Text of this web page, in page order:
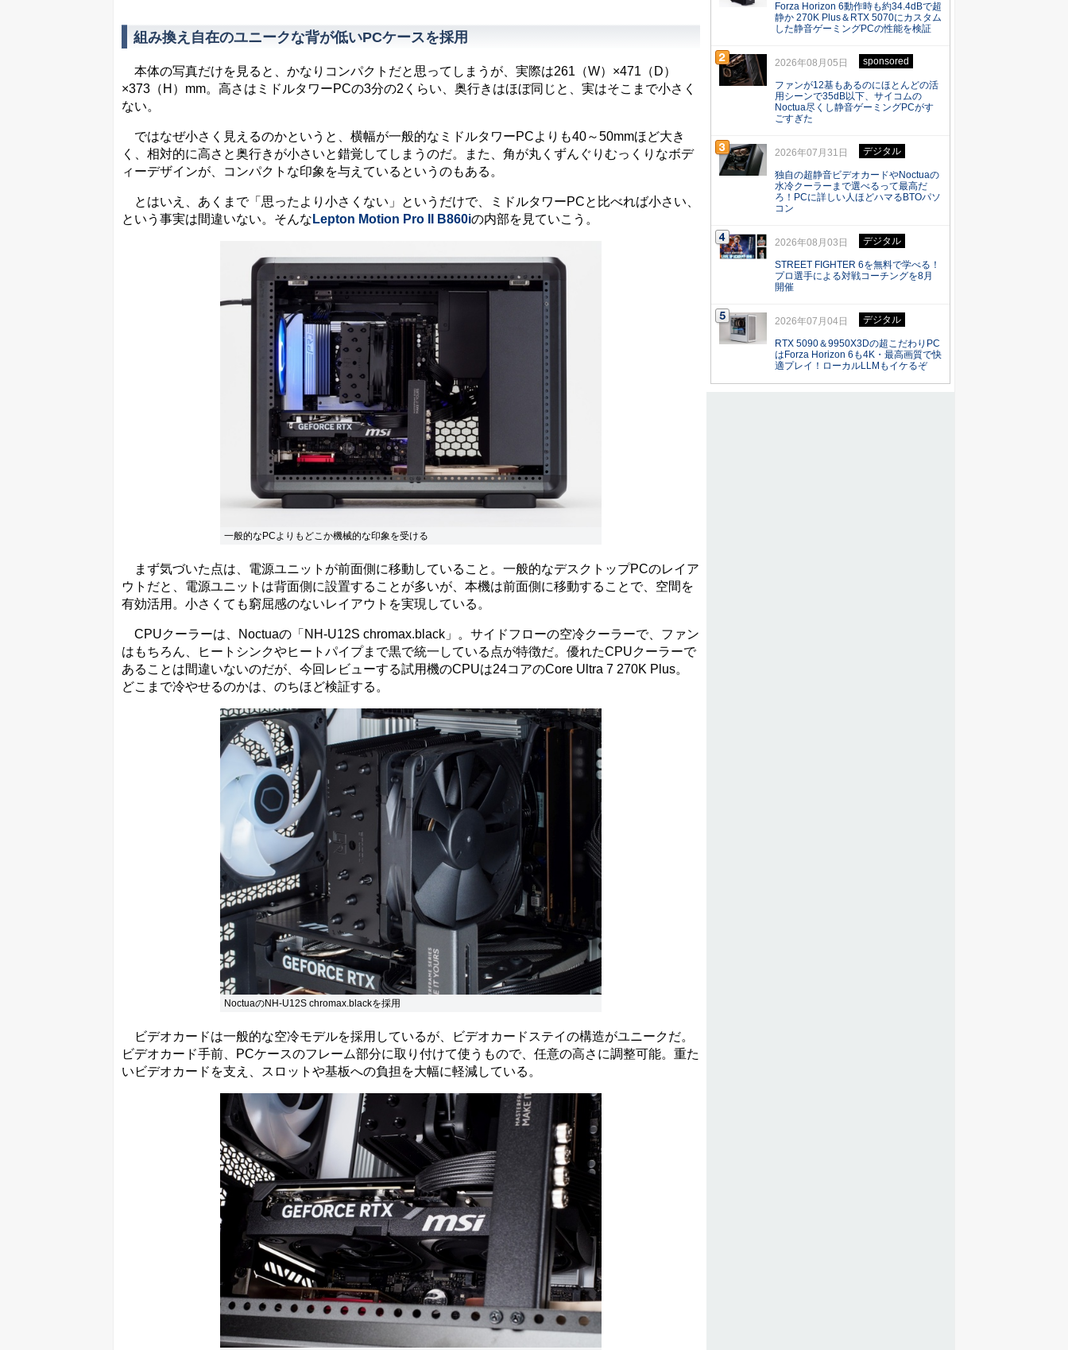
組み換え自在のユニークな背が低いPCケースを採用
本体の写真だけを見ると、かなりコンパクトだと思ってしまうが、実際は261（W）×471（D）
×373（H）mm。高さはミドルタワーPCの3分の2くらい、奥行きはほぼ同じと、実はそこまで小さく
ない。
ではなぜ小さく見えるのかというと、横幅が一般的なミドルタワーPCよりも40～50mmほど大き
く、相対的に高さと奥行きが小さいと錯覚してしまうのだ。また、角が丸くずんぐりむっくりなボデ
ィーデザインが、コンパクトな印象を与えているというのもある。
とはいえ、あくまで「思ったより小さくない」というだけで、ミドルタワーPCと比べれば小さい、
という事実は間違いない。そんな Lepton Motion Pro II B860iの内部を見ていこう。
一般的なPCよりもどこか機械的な印象を受ける
まず気づいた点は、電源ユニットが前面側に移動していること。一般的なデスクトップPCのレイア
ウトだと、電源ユニットは背面側に設置することが多いが、本機は前面側に移動することで、空間を
有効活用。小さくても窮屈感のないレイアウトを実現している。
CPUクーラーは、Noctuaの「NH-U12S chromax.black」。サイドフローの空冷クーラーで、ファン
はもちろん、ヒートシンクやヒートパイプまで黒で統一している点が特徴だ。優れたCPUクーラーで
あることは間違いないのだが、今回レビューする試用機のCPUは24コアのCore Ultra 7 270K Plus。
どこまで冷やせるのかは、のちほど検証する。
NoctuaのNH-U12S chromax.blackを採用
ビデオカードは一般的な空冷モデルを採用しているが、ビデオカードステイの構造がユニークだ。
ビデオカード手前、PCケースのフレーム部分に取り付けて使うもので、任意の高さに調整可能。重た
いビデオカードを支え、スロットや基板への負担を大幅に軽減している。
Forza Horizon 6動作時も約34.4dBで超
静か 270K Plus＆RTX 5070にカスタム
した静音ゲーミングPCの性能を検証
2026年08月05日 sponsored
ファンが12基もあるのにほとんどの活
用シーンで35dB以下、サイコムの
Noctua尽くし静音ゲーミングPCがす
ごすぎた
2026年07月31日 デジタル
独自の超静音ビデオカードやNoctuaの
水冷クーラーまで選べるって最高だ
ろ！PCに詳しい人ほどハマるBTOパソ
コン
2026年08月03日 デジタル
STREET FIGHTER 6を無料で学べる！
プロ選手による対戦コーチングを8月
開催
2026年07月04日 デジタル
RTX 5090＆9950X3Dの超こだわりPC
はForza Horizon 6も4K・最高画質で快
適プレイ！ローカルLLMもイケるぞ